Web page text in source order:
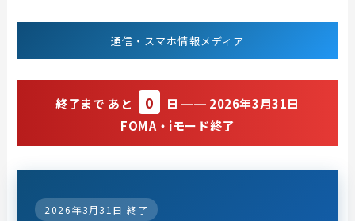
通信・スマホ情報メディア
終了まで あと 0
日 ── 2026年3月31日
FOMA・iモード終了
2026年3月31日 終了